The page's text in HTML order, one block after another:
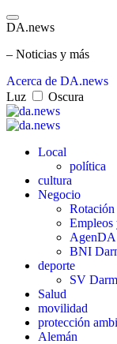
DA.news
– Noticias y más
Acerca de DA.news
Luz
Oscura
Local
política
cultura
Negocio
Rotación
Empleos
AgenDA
BNI
deporte
SV
Salud
movilidad
protección
Alemán